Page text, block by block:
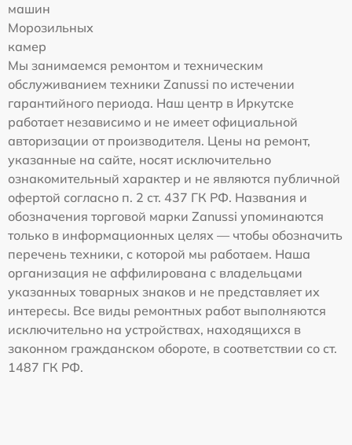
машин
Морозильных
камер
Мы занимаемся ремонтом и техническим
обслуживанием техники Zanussi по истечении
гарантийного периода. Наш центр в Иркутске
работает независимо и не имеет официальной
авторизации от производителя. Цены на ремонт,
указанные на сайте, носят исключительно
ознакомительный характер и не являются публичной
офертой согласно п. 2 ст. 437 ГК РФ. Названия и
обозначения торговой марки Zanussi упоминаются
только в информационных целях — чтобы обозначить
перечень техники, с которой мы работаем. Наша
организация не аффилирована с владельцами
указанных товарных знаков и не представляет их
интересы. Все виды ремонтных работ выполняются
исключительно на устройствах, находящихся в
законном гражданском обороте, в соответствии со ст.
1487 ГК РФ.